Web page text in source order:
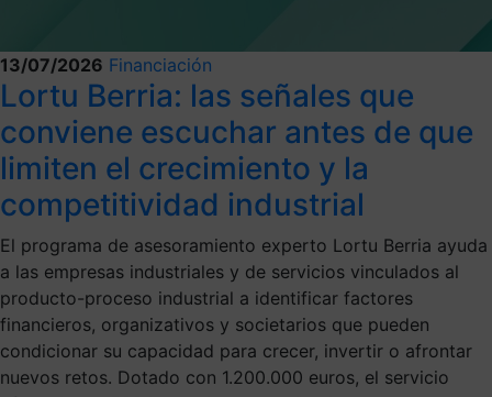
13/07/2026 Financiación
Lortu Berria: las señales que
conviene escuchar antes de que
limiten el crecimiento y la
competitividad industrial
El programa de asesoramiento experto Lortu Berria ayuda
a las empresas industriales y de servicios vinculados al
producto-proceso industrial a identificar factores
financieros, organizativos y societarios que pueden
condicionar su capacidad para crecer, invertir o afrontar
nuevos retos. Dotado con 1.200.000 euros, el servicio